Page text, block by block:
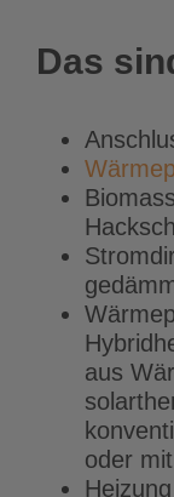
Das
aus
oder